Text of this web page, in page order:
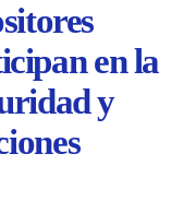
en la
y